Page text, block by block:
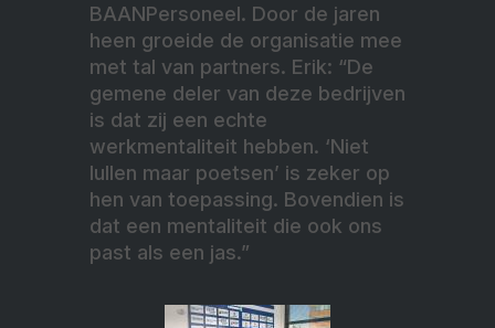
BAANPersoneel. Door de jaren
heen groeide de organisatie mee
met tal van partners. Erik: “De
gemene deler van deze bedrijven
is dat zij een echte
werkmentaliteit hebben. ‘Niet
lullen maar poetsen’ is zeker op
hen van toepassing. Bovendien is
dat een mentaliteit die ook ons
past als een jas.”